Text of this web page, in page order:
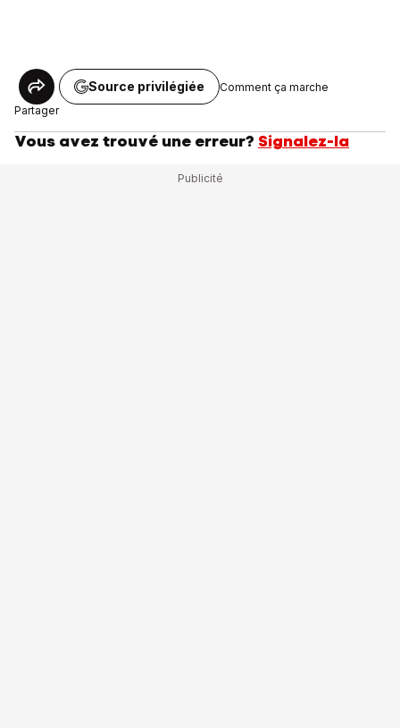
Partager
Source privilégiée Comment ça marche
Vous avez trouvé une erreur? Signalez-la